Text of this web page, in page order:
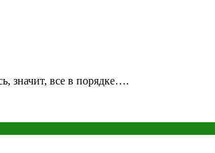
значит, все в порядке….